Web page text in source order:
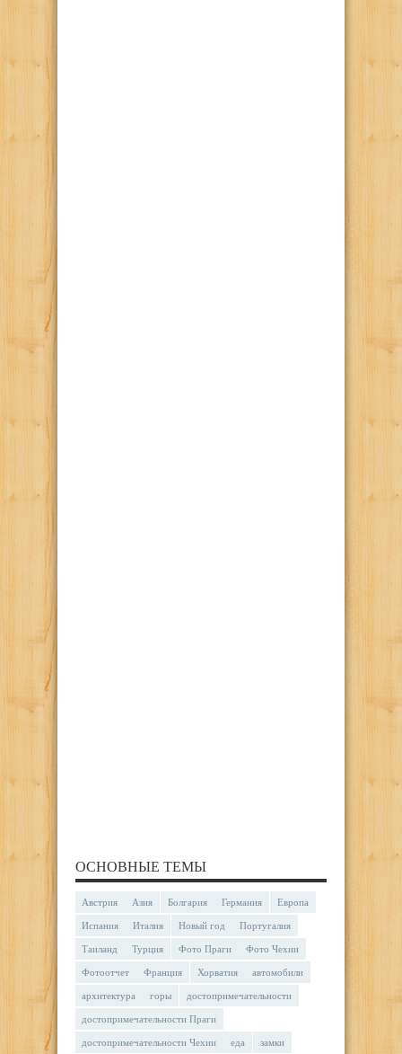
ОСНОВНЫЕ ТЕМЫ
Австрия Азия Болгария Германия Европа
Испания Италия Новый год Португалия
Таиланд Турция Фото Праги Фото Чехии
Фотоотчет Франция Хорватия автомобили
архитектура горы достопримечательности
достопримечательности Праги
достопримечательности Чехии еда замки